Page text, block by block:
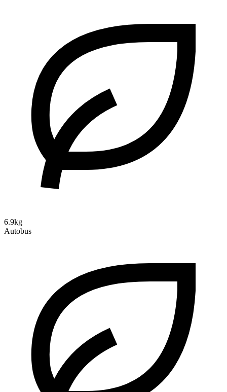
6.9kg
Autobus